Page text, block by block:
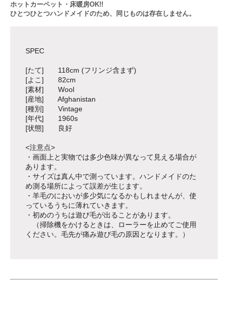
ホットカーペット・床暖房OK!!
ひとつひとつハンドメイドのため、同じものは存在しません。
SPEC
[たて] 118cm (フリンジ含まず)
[よこ] 82cm
[素材] Wool
[産地] Afghanistan
[種別] Vintage
[年代] 1960s
[状態] 良好
<注意点>
・画面上と実物では多少色味が異なって見える場合が
あります。
・サイズは真ん中で測っています。ハンドメイドのた
め測る場所によって誤差が生じます。
・羊毛のにおいが多少気になるかもしれませんが、使
っているうちに薄れていきます。
・初めのうちは遊び毛が出ることがあります。
（掃除機をかけるときは、ローラーを止めてご使用
ください。毛先が痛み遊び毛の原因となります。）